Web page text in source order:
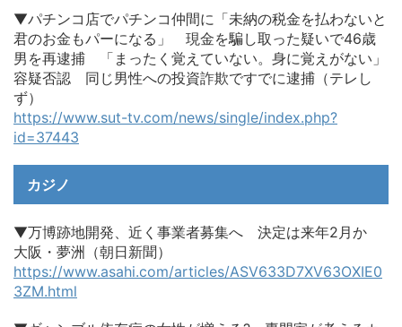
▼パチンコ店でパチンコ仲間に「未納の税金を払わないと
君のお金もパーになる」 現金を騙し取った疑いで46歳
男を再逮捕 「まったく覚えていない。身に覚えがない」
容疑否認 同じ男性への投資詐欺ですでに逮捕（テレし
ず）
https://www.sut-tv.com/news/single/index.php?
id=37443
カジノ
▼万博跡地開発、近く事業者募集へ 決定は来年2月か
大阪・夢洲（朝日新聞）
https://www.asahi.com/articles/ASV633D7XV63OXIE0
3ZM.html